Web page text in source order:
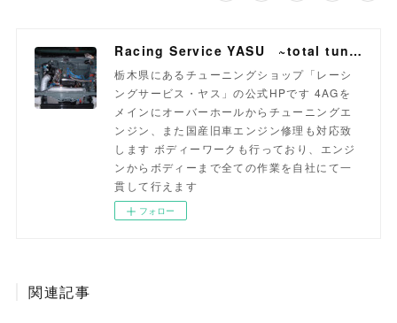
Racing Service YASU ~total tuning proshop~
栃木県にあるチューニングショップ「レーシ
ングサービス・ヤス」の公式HPです 4AGを
メインにオーバーホールからチューニングエ
ンジン、また国産旧車エンジン修理も対応致
します ボディーワークも行っており、エンジ
ンからボディーまで全ての作業を自社にて一
貫して行えます
フォロー
関連記事